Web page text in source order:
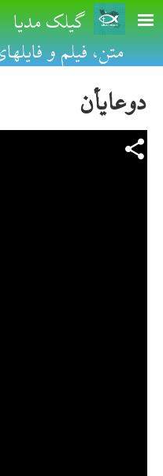
Skip to main content
گیلک مدیا
متن، فیلم و
دوعایأن